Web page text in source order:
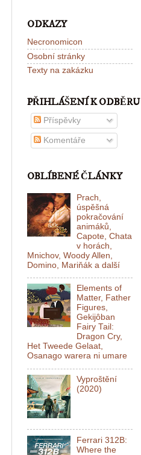
ODKAZY
Necronomicon
Osobní stránky
Texty na zakázku
PŘIHLÁŠENÍ K ODBĚRU
Příspěvky
Komentáře
OBLÍBENÉ ČLÁNKY
Prach,
úspěšná
pokračování
animáků,
Capote, Chata
v horách,
Mnichov, Woody Allen,
Domino, Mariňák a další
Elements of
Matter, Father
Figures,
Gekijôban
Fairy Tail:
Dragon Cry,
Het Tweede Gelaat,
Osanago warera ni umare
Vyproštění
(2020)
Ferrari 312B:
Where the